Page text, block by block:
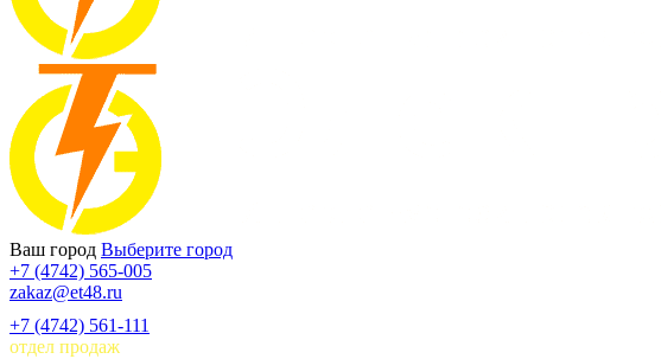
Ваш город Выберите город
+7 (4742) 565-005
zakaz@et48.ru
+7 (4742) 561-111
отдел продаж